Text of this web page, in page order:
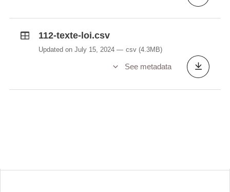
112-texte-loi.csv
Updated on July 15, 2024 csv (4.3MB)
See metadata